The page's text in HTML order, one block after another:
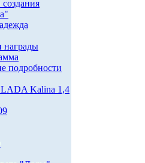
награды
подробности
LADA Kalina 1,4